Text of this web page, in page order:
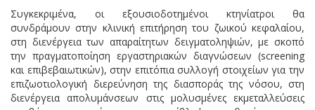
Συγκεκριμένα, οι εξουσιοδοτημένοι κτηνίατροι θα
συνδράμουν στην κλινική επιτήρηση του ζωικού κεφαλαίου,
στη διενέργεια των απαραίτητων δειγματοληψιών, με σκοπό
την πραγματοποίηση εργαστηριακών διαγνώσεων (screening
και επιβεβαιωτικών), στην επιτόπια συλλογή στοιχείων για την
επιζωοτιολογική διερεύνηση της διασποράς της νόσου, στη
διενέργεια απολυμάνσεων στις μολυσμένες εκμεταλλεύσεις